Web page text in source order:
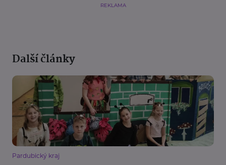
REKLAMA
Další články
Pardubický kraj